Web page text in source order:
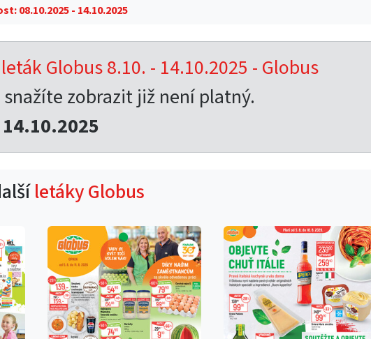
08.10.2025 - 14.10.2025
Globus 8.10. - 14.10.2025 - Globus
zobrazit již není platný.
letáky Globus